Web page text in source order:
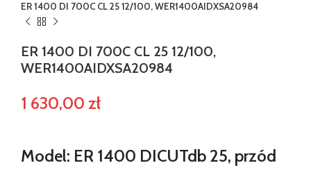
ER 1400 DI 700C CL 25 12/100, WER1400AIDXSA20984
ER 1400 DI 700C CL 25 12/100,
WER1400AIDXSA20984
1 630,00 zł
Model: ER 1400 DICUTdb 25, przód